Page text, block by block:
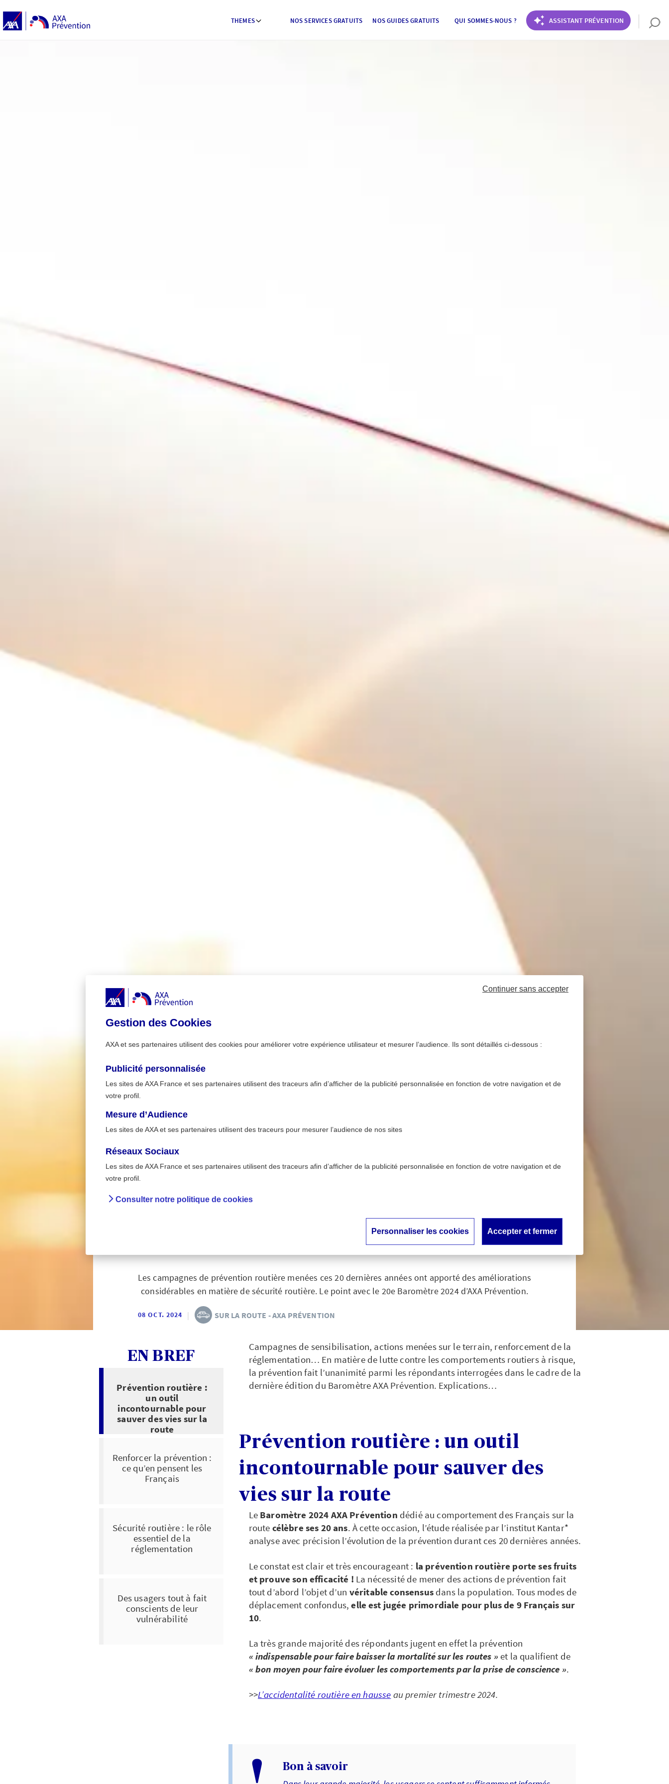
THEMES NOS SERVICES GRATUITS NOS GUIDES GRATUITS QUI SOMMES-NOUS ? ASSISTANT PRÉVENTION
Accueil
20 ans du baromètre : Les Français
réceptifs à la prévention routière
Les campagnes de prévention routière menées ces 20 dernières années ont apporté des améliorations
considérables en matière de sécurité routière. Le point avec le 20e Baromètre 2024 d’AXA Prévention.
08 OCT. 2024 | SUR LA ROUTE - AXA PRÉVENTION
EN BREF
Prévention routière :
un outil
incontournable pour
sauver des vies sur la
route
Renforcer la prévention :
ce qu’en pensent les
Français
Sécurité routière : le rôle
essentiel de la
réglementation
Des usagers tout à fait
conscients de leur
vulnérabilité
Campagnes de sensibilisation, actions menées sur le terrain, renforcement de la
réglementation… En matière de lutte contre les comportements routiers à risque,
la prévention fait l’unanimité parmi les répondants interrogées dans le cadre de la
dernière édition du Baromètre AXA Prévention. Explications…
Prévention routière : un outil
incontournable pour sauver des
vies sur la route
Le Baromètre 2024 AXA Prévention dédié au comportement des Français sur la
route célèbre ses 20 ans. À cette occasion, l’étude réalisée par l’institut Kantar*
analyse avec précision l’évolution de la prévention durant ces 20 dernières années.
Le constat est clair et très encourageant : la prévention routière porte ses fruits
et prouve son efficacité ! La nécessité de mener des actions de prévention fait
tout d’abord l’objet d’un véritable consensusdans la population. Tous modes de
déplacement confondus,elle est jugée primordiale pour plus de 9 Français sur
10.
La très grande majorité des répondants jugent en effet la prévention
« indispensable pour faire baisser la mortalité sur les routes » et la qualifient de
« bon moyen pour faire évoluer les comportements par la prise de conscience ».
>>L’accidentalité routière en hausse au premier trimestre 2024.
Bon à savoir
Gestion des Cookies
AXA et ses partenaires utilisent des cookies pour améliorer votre expérience utilisateur et mesurer l’audience. Ils sont détaillés ci-dessous :
Publicité personnalisée
Les sites de AXA France et ses partenaires utilisent des traceurs afin d’afficher de la publicité personnalisée en fonction de votre navigation et de
votre profil.
Mesure d’Audience
Les sites de AXA et ses partenaires utilisent des traceurs pour mesurer l’audience de nos sites
Réseaux Sociaux
Les sites de AXA France et ses partenaires utilisent des traceurs afin d’afficher de la publicité personnalisée en fonction de votre navigation et de
votre profil.
Consulter notre politique de cookies
Continuer sans accepter
Personnaliser les cookies Accepter et fermer